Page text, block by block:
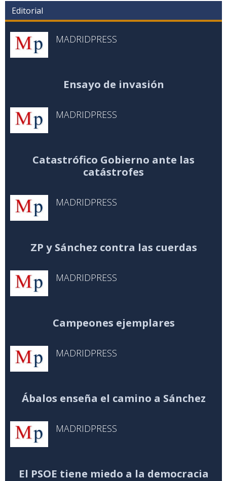
Editorial
MADRIDPRESS
Ensayo de invasión
MADRIDPRESS
Catastrófico Gobierno ante las
catástrofes
MADRIDPRESS
ZP y Sánchez contra las cuerdas
MADRIDPRESS
Campeones ejemplares
MADRIDPRESS
Ábalos enseña el camino a Sánchez
MADRIDPRESS
El PSOE tiene miedo a la democracia